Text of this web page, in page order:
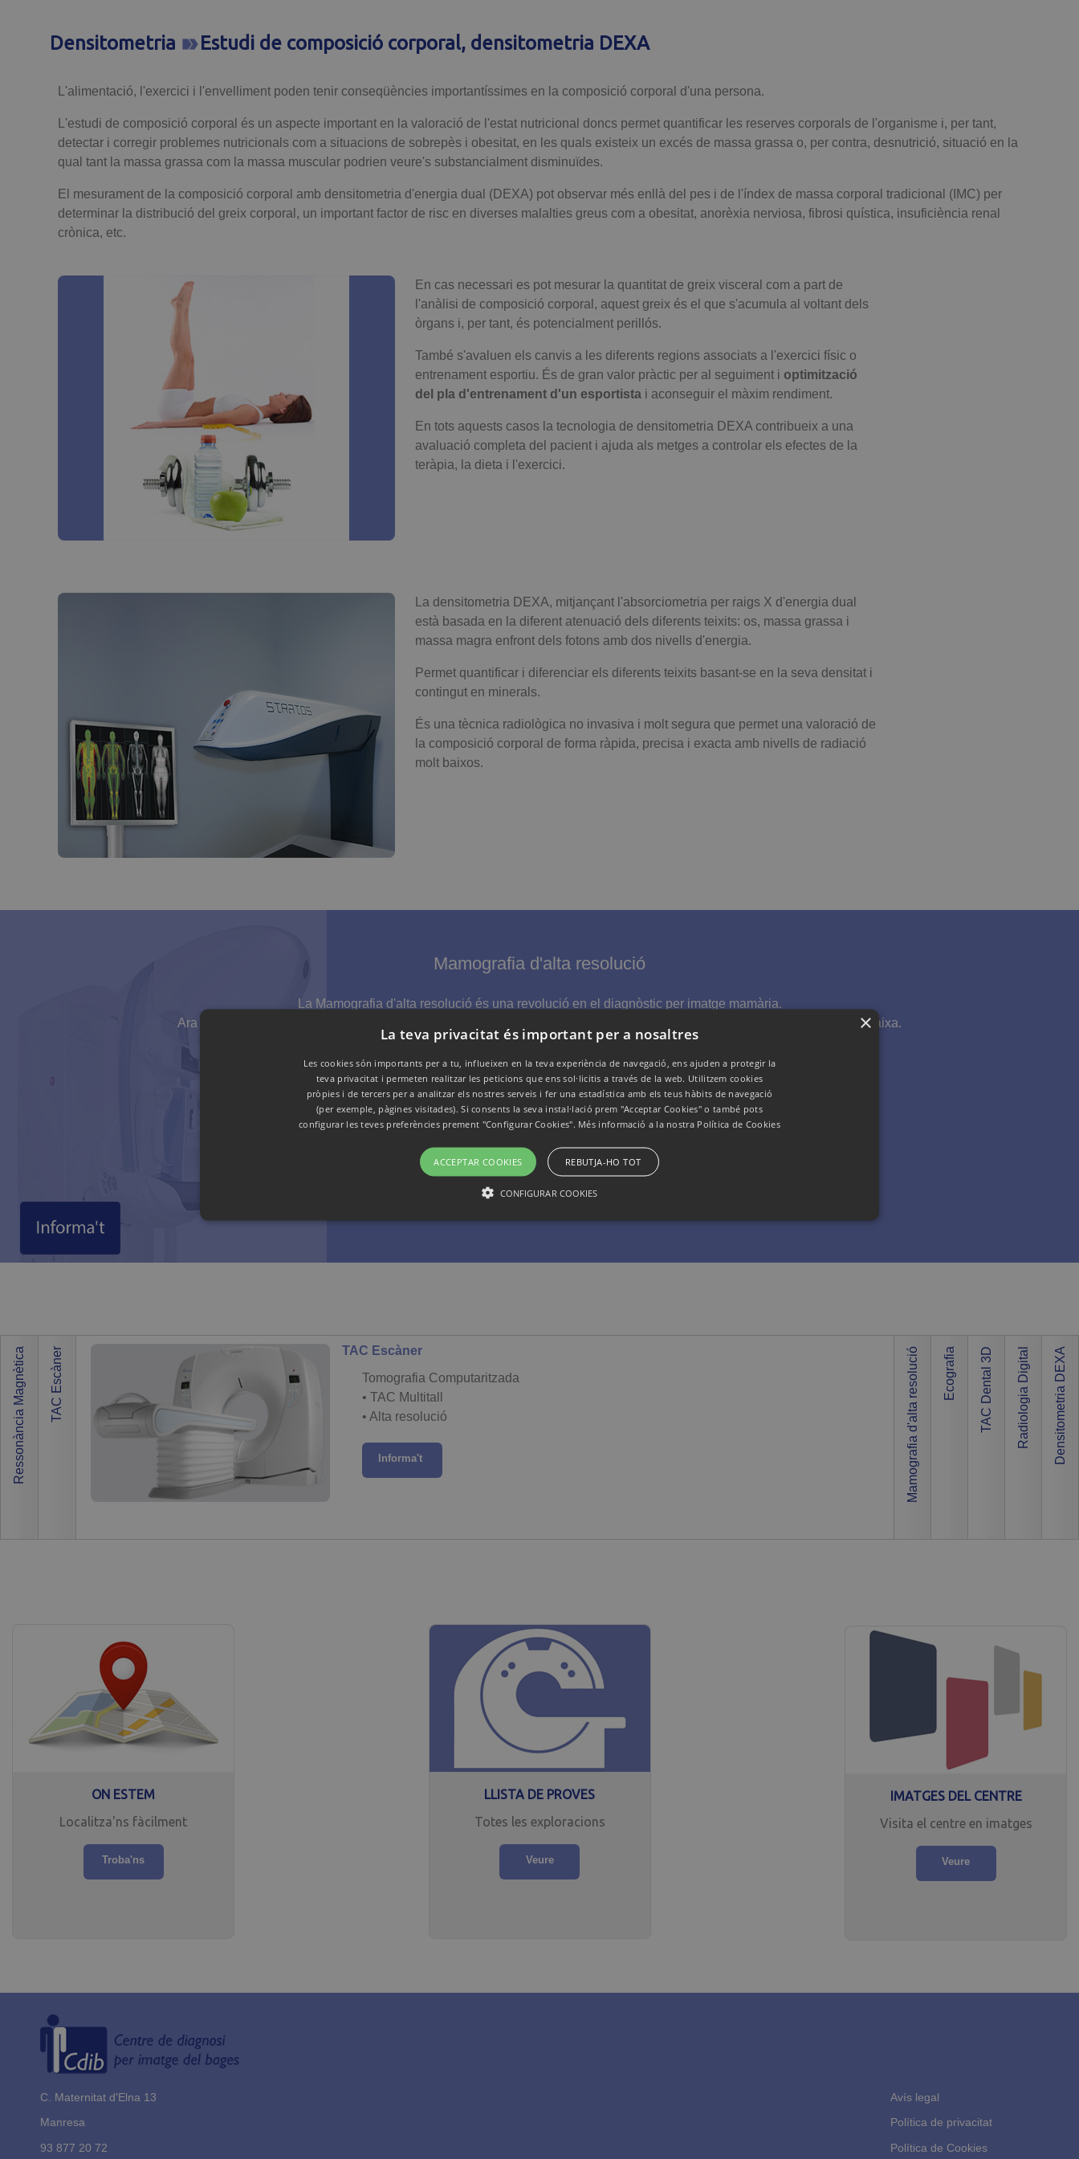
Densitometria Estudi de composició corporal, densitometria DEXA
L'alimentació, l'exercici i l'envelliment poden tenir conseqüències importantíssimes en la composició corporal d'una persona.
L'estudi de composició corporal és un aspecte important en la valoració de l'estat nutricional doncs permet quantificar les reserves corporals de l'organisme i, per tant,
detectar i corregir problemes nutricionals com a situacions de sobrepès i obesitat, en les quals existeix un excés de massa grassa o, per contra, desnutrició, situació en la
qual tant la massa grassa com la massa muscular podrien veure's substancialment disminuïdes.
El mesurament de la composició corporal amb densitometria d'energia dual (DEXA) pot observar més enllà del pes i de l'índex de massa corporal tradicional (IMC) per
determinar la distribució del greix corporal, un important factor de risc en diverses malalties greus com a obesitat, anorèxia nerviosa, fibrosi quística, insuficiència renal
crònica, etc.
En cas necessari es pot mesurar la quantitat de greix visceral com a part de
l'anàlisi de composició corporal, aquest greix és el que s'acumula al voltant dels
òrgans i, per tant, és potencialment perillós.
També s'avaluen els canvis a les diferents regions associats a l'exercici físic o
entrenament esportiu. És de gran valor pràctic per al seguiment i optimització
del pla d'entrenament d'un esportista i aconseguir el màxim rendiment.
En tots aquests casos la tecnologia de densitometria DEXA contribueix a una
avaluació completa del pacient i ajuda als metges a controlar els efectes de la
teràpia, la dieta i l'exercici.
La densitometria DEXA, mitjançant l'absorciometria per raigs X d'energia dual
està basada en la diferent atenuació dels diferents teixits: os, massa grassa i
massa magra enfront dels fotons amb dos nivells d'energia.
Permet quantificar i diferenciar els diferents teixits basant-se en la seva densitat i
contingut en minerals.
És una tècnica radiològica no invasiva i molt segura que permet una valoració de
la composició corporal de forma ràpida, precisa i exacta amb nivells de radiació
molt baixos.
Mamografia d'alta resolució
La Mamografia d'alta resolució és una revolució en el diagnòstic per imatge mamària.
Ara és possible analitzar el teixit mamari amb un
i amb una dosi de radiació molt baixa.
Ressonància Magnètica Ressonància Magnètica
RM ObertaNO Claustrofòbica
• Imatges d'alta qualitat
• No utilitza radiació
Informa't
TAC Escàner TAC Escàner
Tomografia Computaritzada
• TAC Multitall
• Alta resolució
Informa't Mamografia d'alta resolució Ecografia TAC Dental 3D Radiologia Digital Densitometria DEXA
ON ESTEM
Localitza'ns fàcilment
Troba'ns
LLISTA DE PROVES
Totes les exploracions
Veure
IMATGES DEL CENTRE
Visita el centre en imatges
Veure
La teva privacitat és important per a nosaltres
Les cookies són importants per a tu, influeixen en la teva experiència de navegació, ens ajuden a protegir la
teva privacitat i permeten realitzar les peticions que ens sol·licitis a través de la web. Utilitzem cookies
pròpies i de tercers per a analitzar els nostres serveis i fer una estadística amb els teus hàbits de navegació
(per exemple, pàgines visitades). Si consents la seva instal·lació prem "Acceptar Cookies" o també pots
configurar les teves preferències prement "Configurar Cookies". Més informació a la nostra Política de Cookies
ACCEPTAR COOKIES REBUTJA-HO TOT
CONFIGURAR COOKIES
ESTRICTAMENT NECESSÀRIES RENDIMENT
es pot utilitzar correctament sense les galetes estrictament necessàries.
CookieScriptConsent
.cdibmanresa.com 1 mes
Nom Domini Durada
×